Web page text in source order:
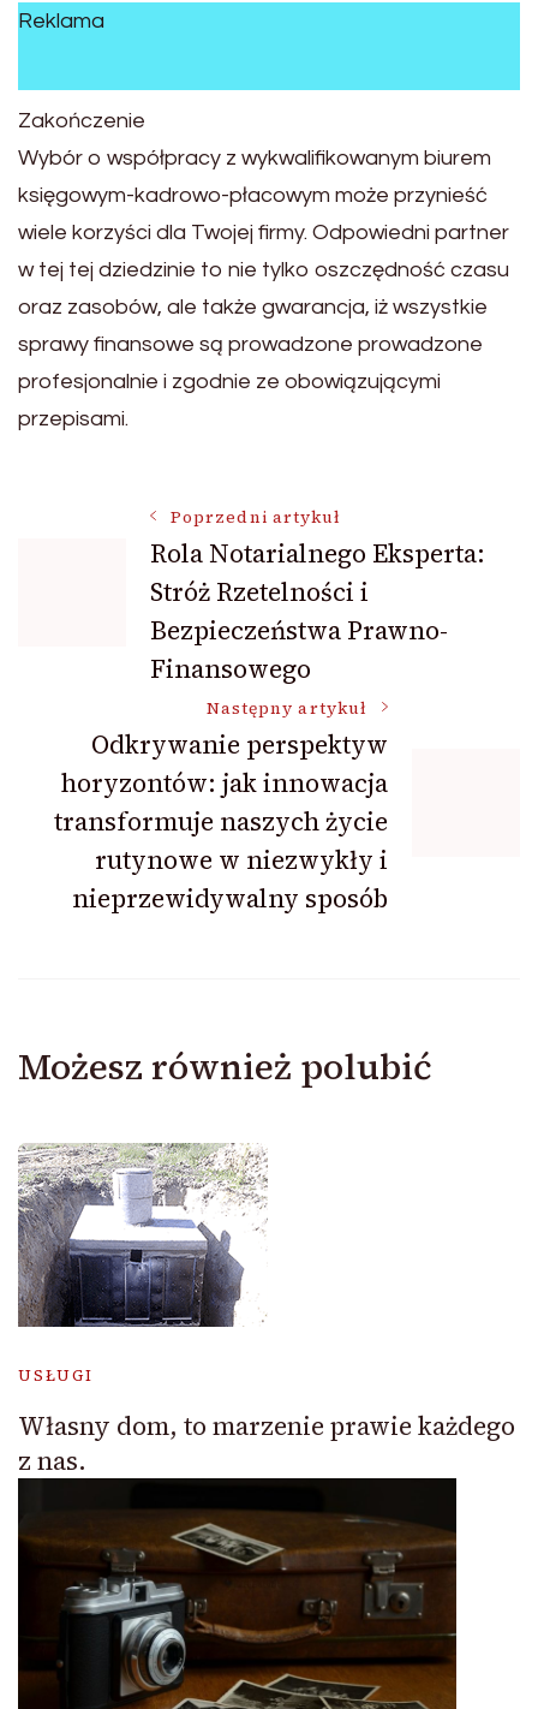
Reklama
Zakończenie
Wybór o współpracy z wykwalifikowanym biurem
księgowym-kadrowo-płacowym może przynieść
wiele korzyści dla Twojej firmy. Odpowiedni partner
w tej tej dziedzinie to nie tylko oszczędność czasu
oraz zasobów, ale także gwarancja, iż wszystkie
sprawy finansowe są prowadzone prowadzone
profesjonalnie i zgodnie ze obowiązującymi
przepisami.
Nawigacja
wpisu
Poprzedni artykuł
Rola Notarialnego Eksperta:
Stróż Rzetelności i
Bezpieczeństwa Prawno-
Finansowego
Następny artykuł
Odkrywanie perspektyw
horyzontów: jak innowacja
transformuje naszych życie
rutynowe w niezwykły i
nieprzewidywalny sposób
Możesz również polubić
USŁUGI
Własny dom, to marzenie prawie każdego
z nas.